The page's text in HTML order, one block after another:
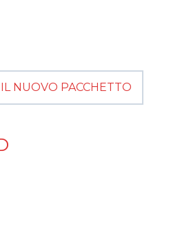
NUOVO PACCHETTO